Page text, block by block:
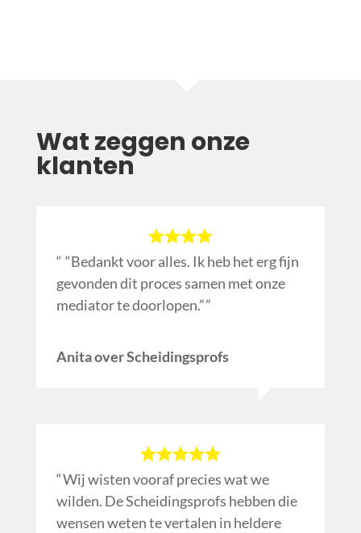
Wat zeggen onze
klanten
“Bedankt voor alles. Ik heb het erg fijn
gevonden dit proces samen met onze
mediator te doorlopen.”
Anita over Scheidingsprofs
Wij wisten vooraf precies wat we
wilden. De Scheidingsprofs hebben die
wensen weten te vertalen in heldere